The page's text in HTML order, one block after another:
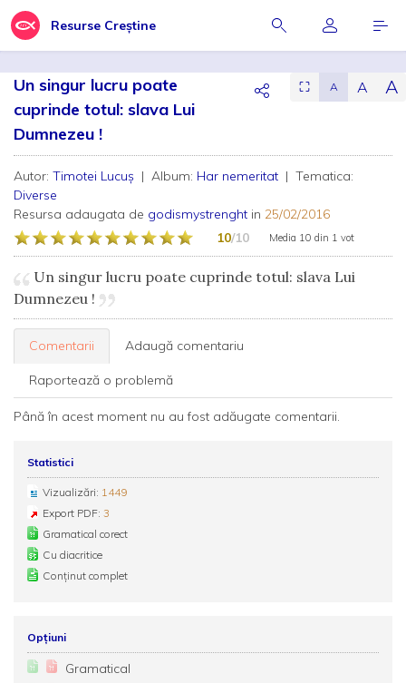
Resurse Creștine
Un singur lucru poate
cuprinde totul: slava Lui
Dumnezeu !
⛶ A A A
Autor: Timotei Lucuş | Album: Har nemeritat | Tematica:
Diverse
Resursa adaugata de godismystrenght in 25/02/2016
10/10 Media 10 din 1 vot
Un singur lucru poate cuprinde totul: slava Lui
Dumnezeu !
Comentarii Adaugă comentariu
Raportează o problemă
Până în acest moment nu au fost adăugate comentarii.
Statistici
Vizualizări: 1449
Export PDF: 3
Gramatical corect
Cu diacritice
Conținut complet
Opțiuni
Gramatical